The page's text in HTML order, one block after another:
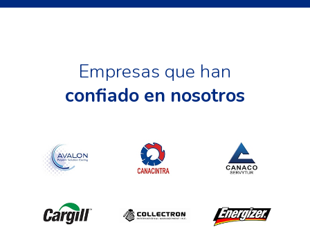
Empresas que han
confiado en nosotros